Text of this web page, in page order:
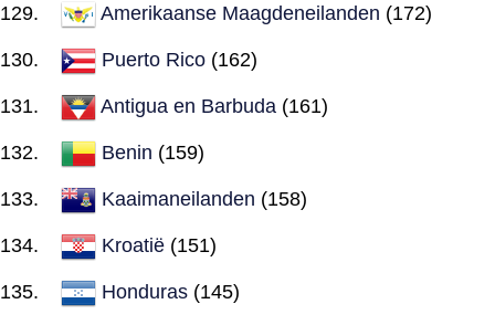
Amerikaanse Maagdeneilanden (172)
Puerto Rico (162)
Antigua en Barbuda (161)
Benin (159)
Kaaimaneilanden (158)
Kroatië (151)
Honduras (145)